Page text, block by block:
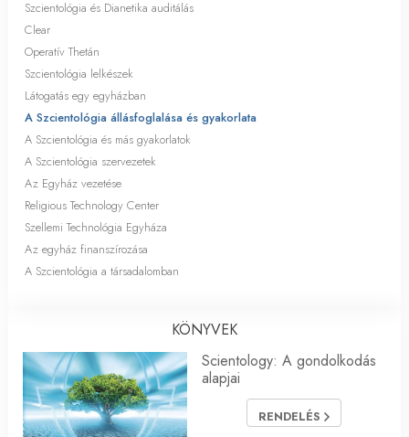
Szcientológia és Dianetika auditálás
Clear
Operatív Thetán
Szcientológia lelkészek
Látogatás egy egyházban
A Szcientológia állásfoglalása és gyakorlata
A Szcientológia és más gyakorlatok
A Szcientológia szervezetek
Az Egyház vezetése
Religious Technology Center
Szellemi Technológia Egyháza
Az egyház finanszírozása
A Szcientológia a társadalomban
KÖNYVEK
Scientology: A gondolkodás
alapjai
RENDELÉS